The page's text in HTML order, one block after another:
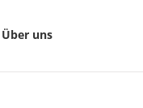
Über uns